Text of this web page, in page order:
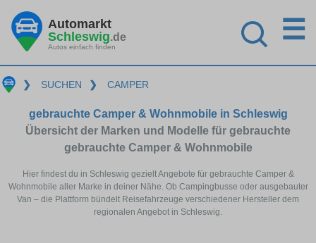
Automarkt
Schleswig.de
Autos einfach finden
☰
❯ SUCHEN ❯ CAMPER
gebrauchte Camper & Wohnmobile in Schleswig
Übersicht der Marken und Modelle für gebrauchte
gebrauchte Camper & Wohnmobile
Hier findest du in Schleswig gezielt Angebote für gebrauchte Camper &
Wohnmobile aller Marke in deiner Nähe. Ob Campingbusse oder ausgebauter
Van – die Plattform bündelt Reisefahrzeuge verschiedener Hersteller dem
regionalen Angebot in Schleswig.